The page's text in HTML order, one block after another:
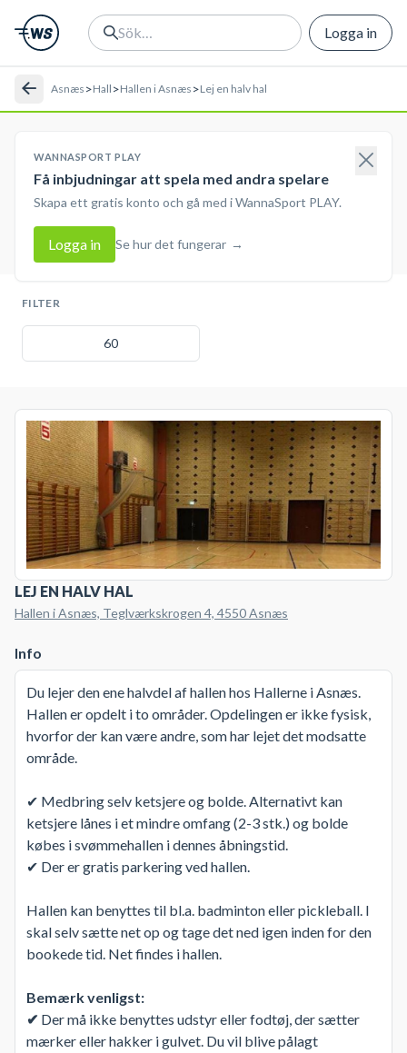
Logga in
Asnæs >Hall >Hallen i Asnæs >Lej en halv hal
WANNASPORT PLAY
Få inbjudningar att spela med andra spelare
Skapa ett gratis konto och gå med i WannaSport PLAY.
Logga in Se hur det fungerar →
FILTER
60
LEJ EN HALV HAL
Hallen i Asnæs, Teglværkskrogen 4, 4550 Asnæs
Info
Du lejer den ene halvdel af hallen hos Hallerne i Asnæs.
Hallen er opdelt i to områder. Opdelingen er ikke fysisk,
hvorfor der kan være andre, som har lejet det modsatte
område.
✔ Medbring selv ketsjere og bolde. Alternativt kan
ketsjere lånes i et mindre omfang (2-3 stk.) og bolde
købes i svømmehallen i dennes åbningstid.
✔ Der er gratis parkering ved hallen.
Hallen kan benyttes til bl.a. badminton eller pickleball. I
skal selv sætte net op og tage det ned igen inden for den
bookede tid. Net findes i hallen.
Bemærk venligst:
✔ Der må ikke benyttes udstyr eller fodtøj, der sætter
mærker eller hakker i gulvet. Du vil blive pålagt